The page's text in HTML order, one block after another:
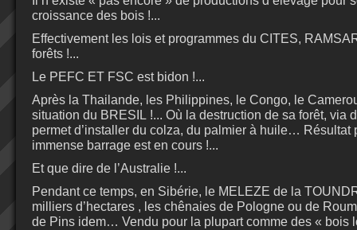
croissance des bois !...
Effectivement les lois et programmes du CITES,
forêts !...
Le PEFC ET FSC est bidon !...
Après la Thailande, les Philippines, le Congo, le
situation du BRESIL !... Où la destruction de sa forêt, via
permet d’installer du colza, du palmier à huile… Résultat
immense barrage est en cours !...
Et que dire de l’Australie !...
Pendant ce temps, en Sibérie, le MELEZE de la
milliers d’hectares , les chênaies de Pologne ou de
de Pins idem… Vendu pour la plupart comme des « bois